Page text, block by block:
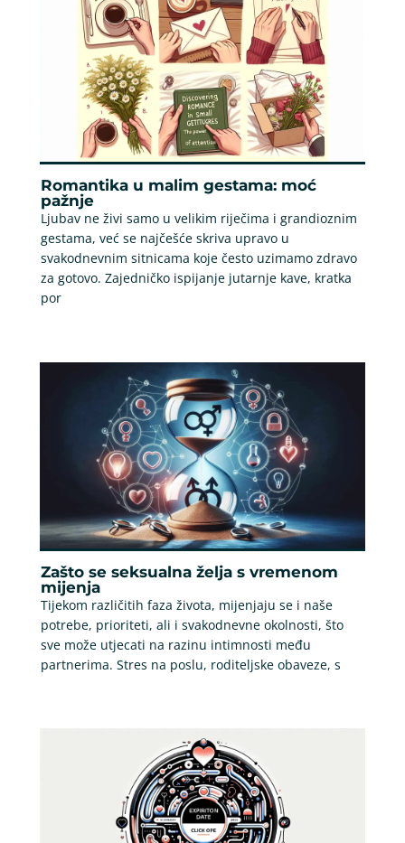
Romantika u malim gestama: moć
pažnje
Ljubav ne živi samo u velikim riječima i grandioznim
gestama, već se najčešće skriva upravo u
svakodnevnim sitnicama koje često uzimamo zdravo
za gotovo. Zajedničko ispijanje jutarnje kave, kratka
por
Zašto se seksualna želja s vremenom
mijenja
Tijekom različitih faza života, mijenjaju se i naše
potrebe, prioriteti, ali i svakodnevne okolnosti, što
sve može utjecati na razinu intimnosti među
partnerima. Stres na poslu, roditeljske obaveze, s